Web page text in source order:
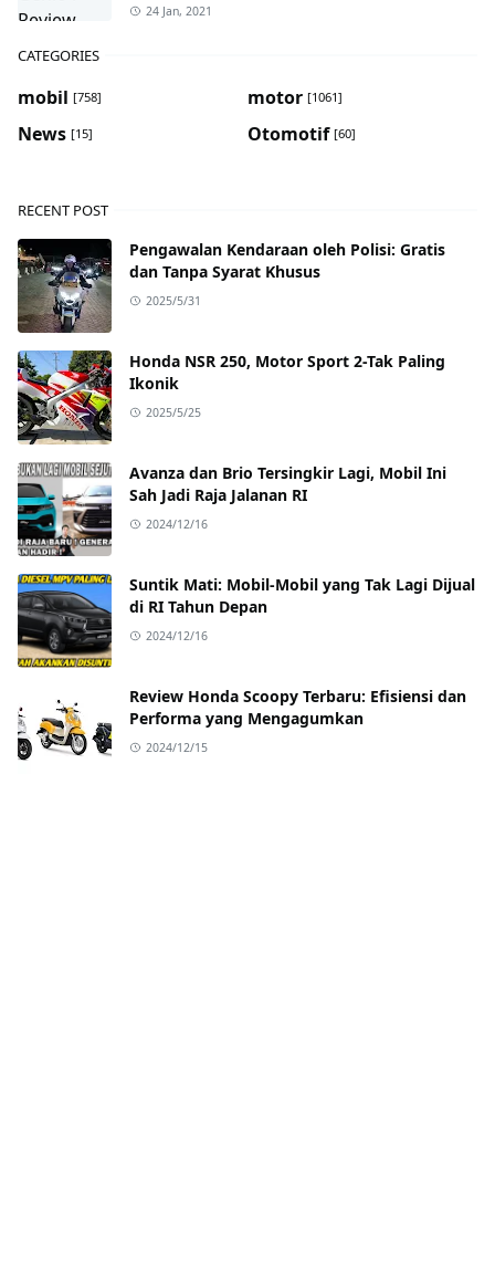
24 Jan, 2021
CATEGORIES
mobil [758] motor [1061]
News [15] Otomotif [60]
RECENT POST
Pengawalan Kendaraan oleh Polisi: Gratis
dan Tanpa Syarat Khusus
2025/5/31
Honda NSR 250, Motor Sport 2-Tak Paling
Ikonik
2025/5/25
Avanza dan Brio Tersingkir Lagi, Mobil Ini
Sah Jadi Raja Jalanan RI
2024/12/16
Suntik Mati: Mobil-Mobil yang Tak Lagi Dijual
di RI Tahun Depan
2024/12/16
Review Honda Scoopy Terbaru: Efisiensi dan
Performa yang Mengagumkan
2024/12/15